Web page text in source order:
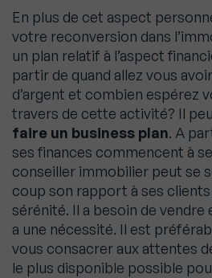
En plus de cet aspect
votre reconversion dans
un plan relatif à l’aspect
partir de quand allez vous
d’argent et combien espérez
travers de cette activité? Il
faire un business plan. A
ses finances commencent à
conseiller immobilier peut se
coup son rapport à ses
sérénité. Il a besoin de vendre
a une nécessité. Il est
vous consacrer aux attentes
le plus disponible possible